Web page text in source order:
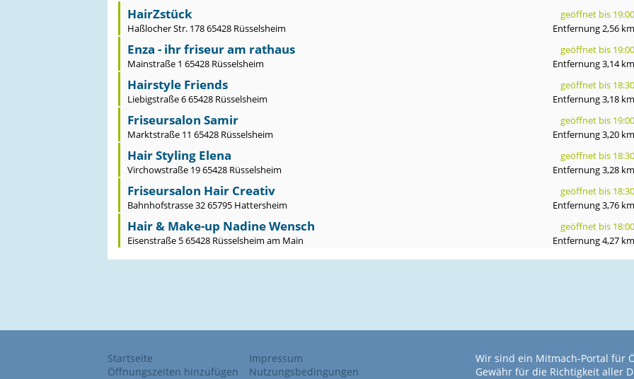
HairZstück
geöffnet bis 19:00
Haßlocher Str. 178 65428 Rüsselsheim
Entfernung 2,56 km
Enza - ihr friseur am rathaus
geöffnet bis 19:00
Mainstraße 1 65428 Rüsselsheim
Entfernung 3,14 km
Hairstyle Friends
geöffnet bis 18:30
Liebigstraße 6 65428 Rüsselsheim
Entfernung 3,18 km
Friseursalon Samir
geöffnet bis 19:00
Marktstraße 11 65428 Rüsselsheim
Entfernung 3,20 km
Hair Styling Elena
geöffnet bis 18:30
Virchowstraße 19 65428 Rüsselsheim
Entfernung 3,28 km
Friseursalon Hair Creativ
geöffnet bis 18:30
Bahnhofstrasse 32 65795 Hattersheim
Entfernung 3,76 km
Hair & Make-up Nadine Wensch
geöffnet bis 18:00
Eisenstraße 5 65428 Rüsselsheim am Main
Entfernung 4,27 km
Startseite
Öffnungszeiten hinzufügen
Impressum
Nutzungsbedingungen
Wir sind ein Mitmach-Portal für
Gewähr für die Richtigkeit aller